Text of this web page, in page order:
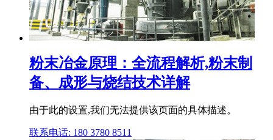
粉末冶金原理：全流程解析,粉末制
备、成形与烧结技术详解
由于此的设置,我们无法提供该页面的具体描述。
联系电话: 180 3780 8511